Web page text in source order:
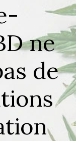
ne
de